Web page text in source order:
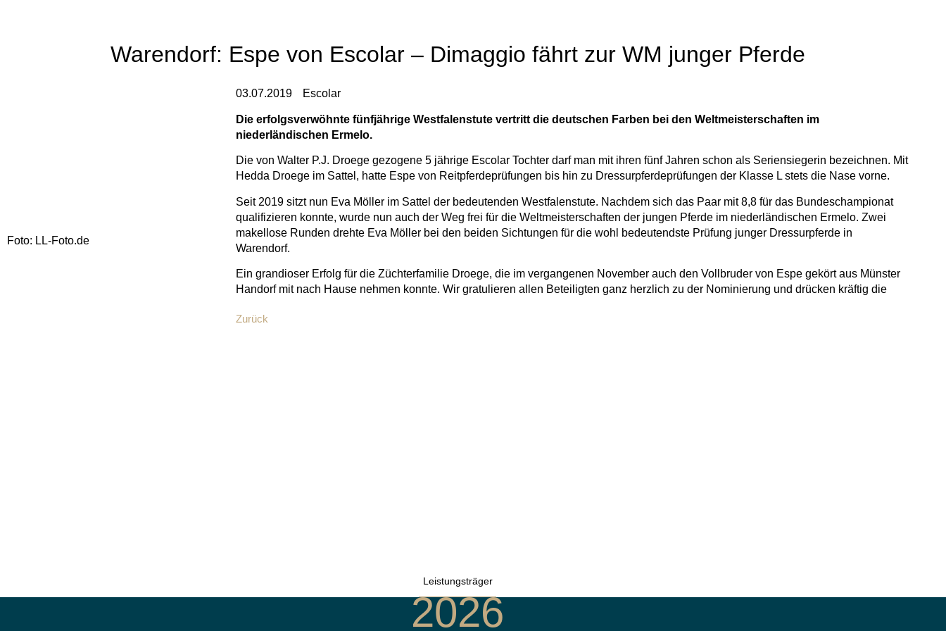
Warendorf: Espe von Escolar – Dimaggio fährt zur WM junger Pferde
Foto: LL-Foto.de
03.07.2019 Escolar
Die erfolgsverwöhnte fünfjährige Westfalenstute vertritt die deutschen Farben bei den Weltmeisterschaften im
niederländischen Ermelo.
Die von Walter P.J. Droege gezogene 5 jährige Escolar Tochter darf man mit ihren fünf Jahren schon als Seriensiegerin bezeichnen. Mit
Hedda Droege im Sattel, hatte Espe von Reitpferdeprüfungen bis hin zu Dressurpferdeprüfungen der Klasse L stets die Nase vorne.
Seit 2019 sitzt nun Eva Möller im Sattel der bedeutenden Westfalenstute. Nachdem sich das Paar mit 8,8 für das Bundeschampionat
qualifizieren konnte, wurde nun auch der Weg frei für die Weltmeisterschaften der jungen Pferde im niederländischen Ermelo. Zwei
makellose Runden drehte Eva Möller bei den beiden Sichtungen für die wohl bedeutendste Prüfung junger Dressurpferde in
Warendorf.
Ein grandioser Erfolg für die Züchterfamilie Droege, die im vergangenen November auch den Vollbruder von Espe gekört aus Münster
Handorf mit nach Hause nehmen konnte. Wir gratulieren allen Beteiligten ganz herzlich zu der Nominierung und drücken kräftig die
Zurück
Leistungsträger
2026